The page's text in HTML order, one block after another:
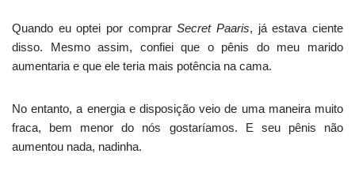
Quando eu optei por comprarSecret Paaris, já estava ciente
disso. Mesmo assim, confiei que o pênis do meu marido
aumentaria e que ele teria mais potência na cama.
No entanto, a energia e disposição veio de uma maneira muito
fraca, bem menor do nós gostaríamos. E seu pênis não
aumentou nada, nadinha.